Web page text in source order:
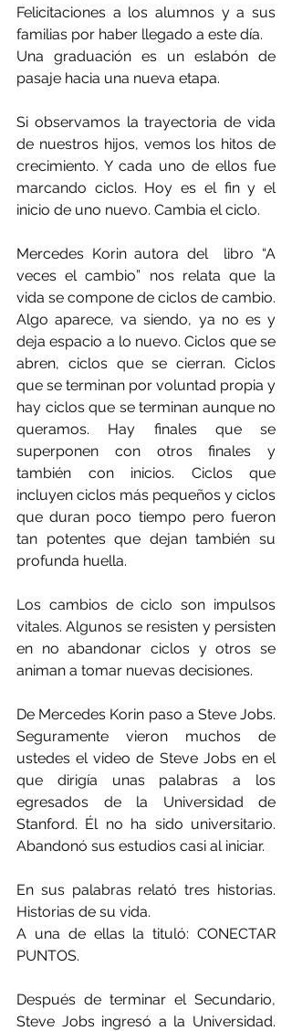
Felicitaciones a los alumnos y a sus
familias por haber llegado a este día.
Una graduación es un eslabón de
pasaje hacia una nueva etapa.
Si observamos la trayectoria de vida
de nuestros hijos, vemos los hitos de
crecimiento. Y cada uno de ellos fue
marcando ciclos. Hoy es el fin y el
inicio de uno nuevo. Cambia el ciclo.
Mercedes Korin autora del  libro “A
veces el cambio” nos relata que la
vida se compone de ciclos de cambio.
Algo aparece, va siendo, ya no es y
deja espacio a lo nuevo. Ciclos que se
abren, ciclos que se cierran. Ciclos
que se terminan por voluntad propia y
hay ciclos que se terminan aunque no
queramos. Hay finales que se
superponen con otros finales y
también con inicios. Ciclos que
incluyen ciclos más pequeños y ciclos
que duran poco tiempo pero fueron
tan potentes que dejan también su
profunda huella.
Los cambios de ciclo son impulsos
vitales. Algunos se resisten y persisten
en no abandonar ciclos y otros se
animan a tomar nuevas decisiones.
De Mercedes Korin paso a Steve Jobs.
Seguramente vieron muchos de
ustedes el video de Steve Jobs en el
que dirigía unas palabras a los
egresados de la Universidad de
Stanford. Él no ha sido universitario.
Abandonó sus estudios casi al iniciar.
En sus palabras relató tres historias.
Historias de su vida.
A una de ellas la tituló: CONECTAR
PUNTOS.
Después de terminar el Secundario,
Steve Jobs ingresó a la Universidad.